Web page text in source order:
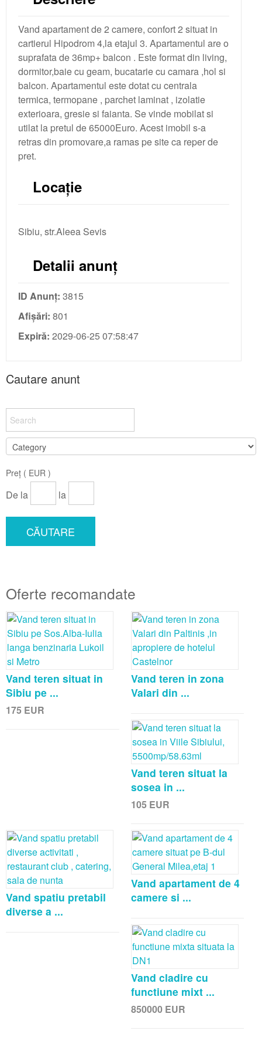
Vand apartament de 2 camere, confort 2 situat in
cartierul Hipodrom 4,la etajul 3. Apartamentul are o
suprafata de 36mp+ balcon . Este format din living,
dormitor,baie cu geam, bucatarie cu camara ,hol si
balcon. Apartamentul este dotat cu centrala
termica, termopane , parchet laminat , izolatie
exterioara, gresie si faianta. Se vinde mobilat si
utilat la pretul de 65000Euro. Acest imobil s-a
retras din promovare,a ramas pe site ca reper de
pret.
Locație
Sibiu, str.Aleea Sevis
Detalii anunț
ID Anunț: 3815
Afișări: 801
Expiră: 2029-06-25 07:58:47
Cautare anunt
Preț ( EUR )
De la la
CĂUTARE
Oferte recomandate
Vand teren situat in
Sibiu pe ...
175 EUR
Vand teren in zona
Valari din ...
Vand teren situat la
sosea in ...
105 EUR
Vand spatiu pretabil
diverse a ...
Vand apartament de 4
camere si ...
Vand cladire cu
functiune mixt ...
850000 EUR
Contractul de vanzare
Adeverinta asociatia de locatari